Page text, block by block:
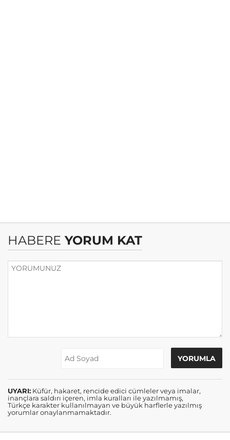
HABERE YORUM KAT
UYARI: Küfür, hakaret, rencide edici cümleler veya imalar,
inançlara saldırı içeren, imla kuralları ile yazılmamış,
Türkçe karakter kullanılmayan ve büyük harflerle yazılmış
yorumlar onaylanmamaktadır.